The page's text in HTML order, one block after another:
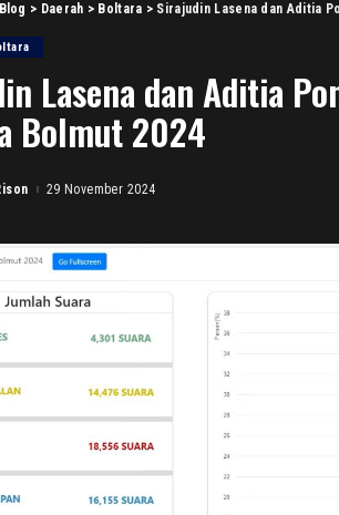
Blog > Daerah > Boltara > Sirajudin Lasena dan Aditia
Lasena dan Aditia
Bolmut 2024
29 November 2024